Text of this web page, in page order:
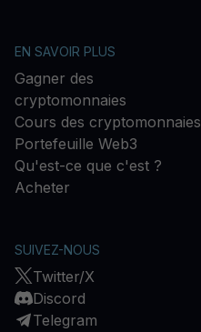
EN SAVOIR PLUS
Gagner des
cryptomonnaies
Cours des cryptomonnaies
Portefeuille Web3
Qu'est-ce que c'est ?
Acheter
SUIVEZ-NOUS
Twitter/X
Discord
Telegram